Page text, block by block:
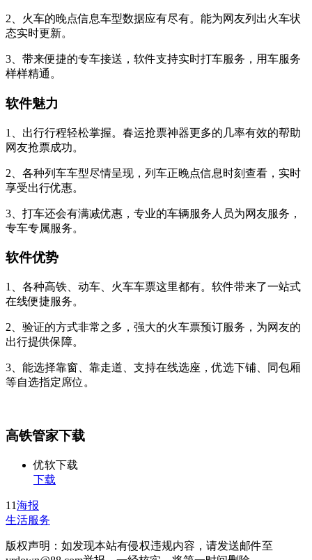
2、火车的晚点信息车型数据应有尽有。能为网友列出火车状
态实时更新。
3、带来便捷的专车接送，软件支持实时打车服务，用车服务
样样精通。
软件魅力
1、出行行程轻松掌握。春运抢票神器更多的几率有效的帮助
网友抢票成功。
2、各种列车车型尽情呈现，列车正晚点信息时刻查看，实时
享受出行优惠。
3、打车还会有满减优惠，专业的车辆服务人员为网友服务，
专车专属服务。
软件优势
1、各种高铁、动车、火车车票这里都有。软件带来了一站式
在线便捷服务。
2、验证的方式非常之多，强大的火车票预订服务，为网友的
出行提供保障。
3、能选择靠窗、靠走道、支持在线选座，优选下铺、同包厢
等自选指定席位。
高铁管家下载
优软下载
下载
11海报
生活服务
版权声明：如发现本站有侵权违规内容，请发送邮件至